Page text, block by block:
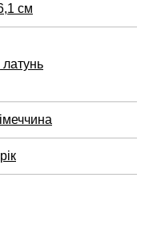
см
латунь